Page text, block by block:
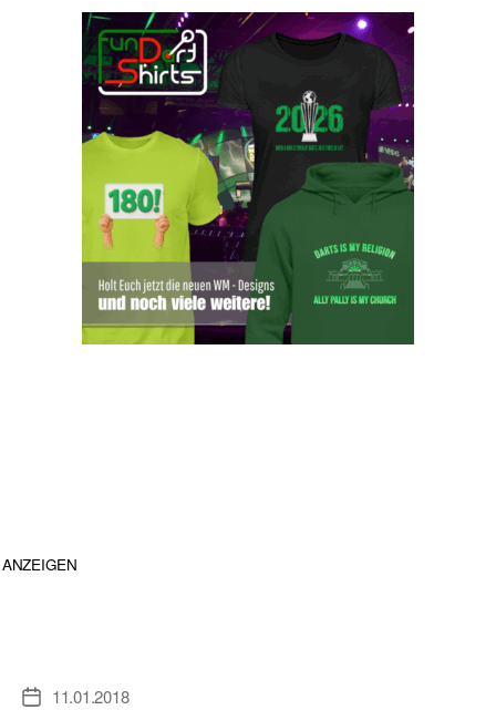
ANZEIGEN
Veröffentlichungsdatum
11.01.2018